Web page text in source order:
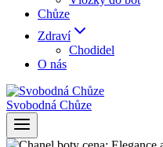
Chůze
Zdraví
Chodidel
O nás
Svobodná Chůze